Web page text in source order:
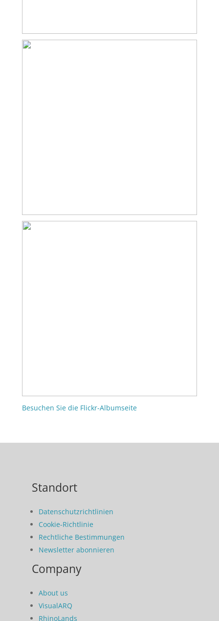
Besuchen Sie die Flickr-Albumseite
Standort
Datenschutzrichtlinien
Cookie-Richtlinie
Rechtliche Bestimmungen
Newsletter abonnieren
Company
About us
VisualARQ
RhinoLands